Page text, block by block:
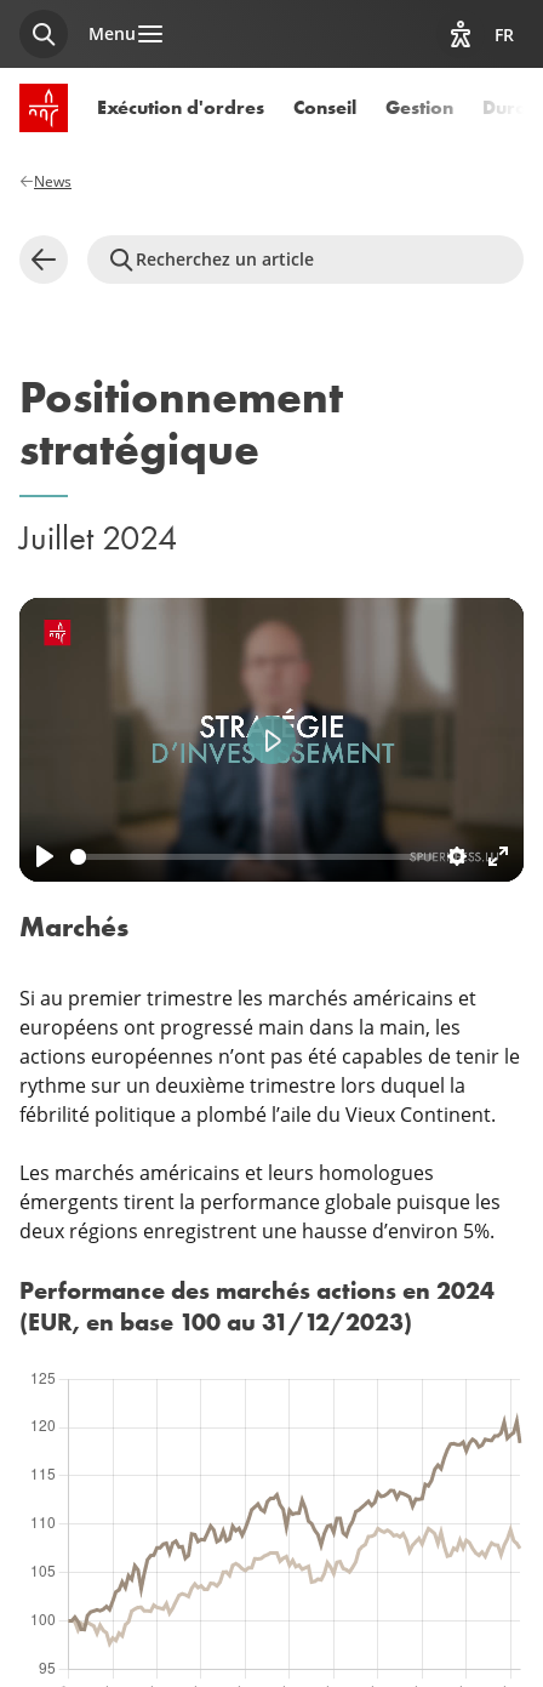
Recherche
Menu Afficher
FR
Accueil SPUERKEESS
Exécution d'ordres Conseil Gestion
News
Retour Recherchez un article
Positionnement
stratégique
Juillet 2024
Play Settings
Play
Marchés
Si au premier trimestre les marchés américains et
européens ont progressé main dans la main, les
actions européennes n’ont pas été capables de tenir le
rythme sur un deuxième trimestre lors duquel la
fébrilité politique a plombé l’aile du Vieux Continent.
Les marchés américains et leurs homologues
émergents tirent la performance globale puisque les
deux régions enregistrent une hausse d’environ 5%.
Performance des marchés actions en 2024
(EUR, en base 100 au 31/12/2023)